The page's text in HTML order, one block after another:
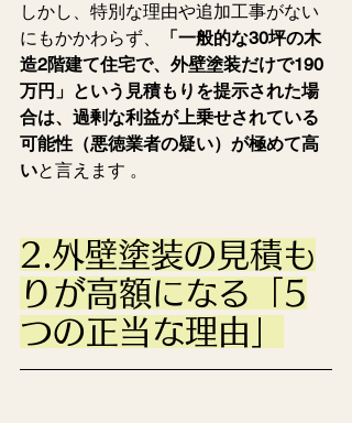
しかし、特別な理由や追加工事がない
にもかかわらず、
「一般的な30坪の木
造2階建て住宅で、外壁塗装だけで190
万円」という見積もりを提示された場
合は、過剰な利益が上乗せされている
可能性（悪徳業者の疑い）が極めて高
いと言えます 。
2.外壁塗装の見積も
りが高額になる「5
つの正当な理由」